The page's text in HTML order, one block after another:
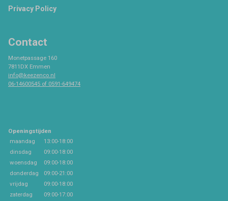
Privacy Policy
Contact
Monetpassage 160
7811DX Emmen
info@keezenco.nl
06-14600545 of 0591-649474
Openingstijden
maandag
13:00-18:00
dinsdag
09:00-18:00
woensdag
09:00-18:00
donderdag
09:00-21:00
vrijdag
09:00-18:00
zaterdag
09:00-17:00